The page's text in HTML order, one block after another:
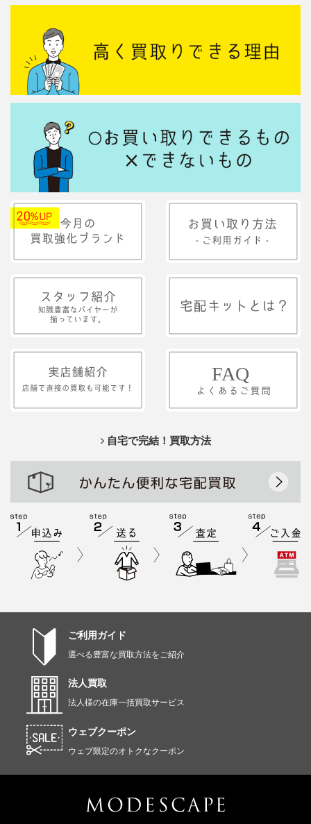
自宅で完結！買取方法
ご利用ガイド
選べる豊富な買取方法をご紹介
法人買取
法人様の在庫一括買取サービス
ウェブクーポン
ウェブ限定のオトクなクーポン